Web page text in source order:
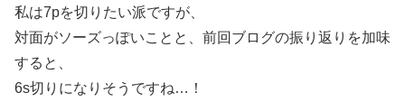
私は7pを切りたい派ですが、
対面がソーズっぽいことと、前回ブログの振り返りを加味
すると、
6s切りになりそうですね…！